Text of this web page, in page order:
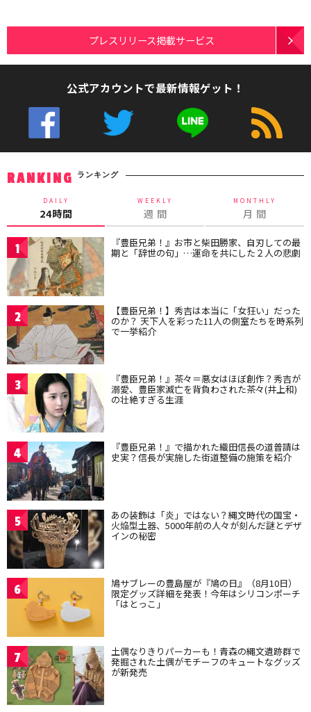
プレスリリース掲載サービス
公式アカウントで最新情報ゲット！
RANKING ランキング
DAILY
24時間
WEEKLY
週 間
MONTHLY
月 間
1 『豊臣兄弟！』お市と柴田勝家、自刃しての最
期と「辞世の句」…運命を共にした２人の悲劇
2 【豊臣兄弟！】秀吉は本当に「女狂い」だった
のか？ 天下人を彩った11人の側室たちを時系列
で一挙紹介
3 『豊臣兄弟！』茶々＝悪女はほぼ創作？秀吉が
溺愛、豊臣家滅亡を背負わされた茶々(井上和)
の壮絶すぎる生涯
4 『豊臣兄弟！』で描かれた織田信長の道普請は
史実？信長が実施した街道整備の施策を紹介
5 あの装飾は「炎」ではない？縄文時代の国宝・
火焔型土器、5000年前の人々が刻んだ謎とデザ
インの秘密
6 鳩サブレーの豊島屋が『鳩の日』（8月10日）
限定グッズ詳細を発表！今年はシリコンポーチ
「はとっこ」
7 土偶なりきりパーカーも！青森の縄文遺跡群で
発掘された土偶がモチーフのキュートなグッズ
が新発売